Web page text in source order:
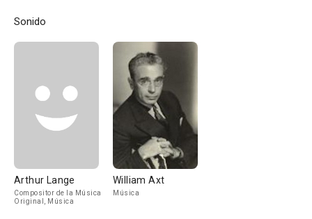
Sonido
Arthur Lange
Compositor de la Música
Original, Música
William Axt
Música